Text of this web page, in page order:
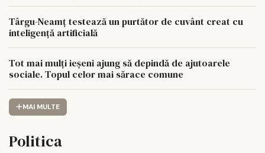
Târgu-Neamț testează un purtător de cuvânt creat cu
inteligență artificială
Tot mai mulți ieșeni ajung să depindă de ajutoarele
sociale. Topul celor mai sărace comune
MAI MULTE
Politica